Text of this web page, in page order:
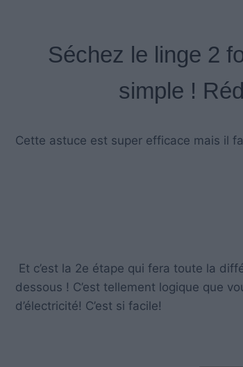
Séchez le linge 2
simple !
Cette astuce est super efficace mais il
Et c’est la 2e étape qui fera toute la
dessous ! C’est tellement logique que
d’électricité! C’est si facile!